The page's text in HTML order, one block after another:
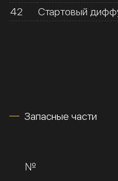
42
Стартовый
Запасные части
№